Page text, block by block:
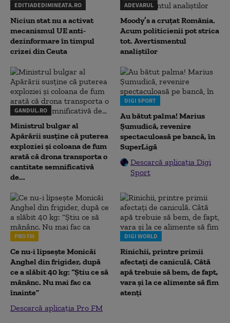
EDITIADEDIMINEATA.RO
Niciun stat nu a activat
mecanismul UE anti-
dezinformare în timpul
crizei din Ceuta
ADEVARUL
Moody’s a cruțat România.
Acum politicienii pot strica
tot. Avertismentul
analiștilor
GANDUL.RO
Ministrul bulgar al
Apărării susține că puterea
exploziei și coloana de fum
arată că drona transporta o
cantitate semnificativă
de...
DIGI SPORT
Au bătut palma! Marius
Șumudică, revenire
spectaculoasă pe bancă, în
SuperLigă
Descarcă aplicația Digi
Sport
PRO FM
Ce nu-i lipsește Monicăi
Anghel din frigider, după
ce a slăbit 40 kg: “Știu ce să
mănânc. Nu mai fac ca
înainte”
Descarcă aplicația Pro FM
DIGI WORLD
Rinichii, printre primii
afectați de caniculă. Câtă
apă trebuie să bem, de fapt,
vara și la ce alimente să fim
atenți